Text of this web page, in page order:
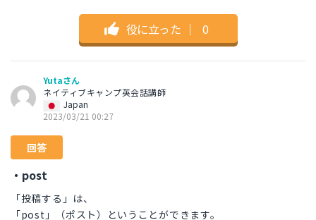
役に立った ｜ 0
Yutaさん
ネイティブキャンプ英会話講師
Japan
2023/03/21 00:27
回答
・post
「投稿する」は、
「post」（ポスト）ということができます。